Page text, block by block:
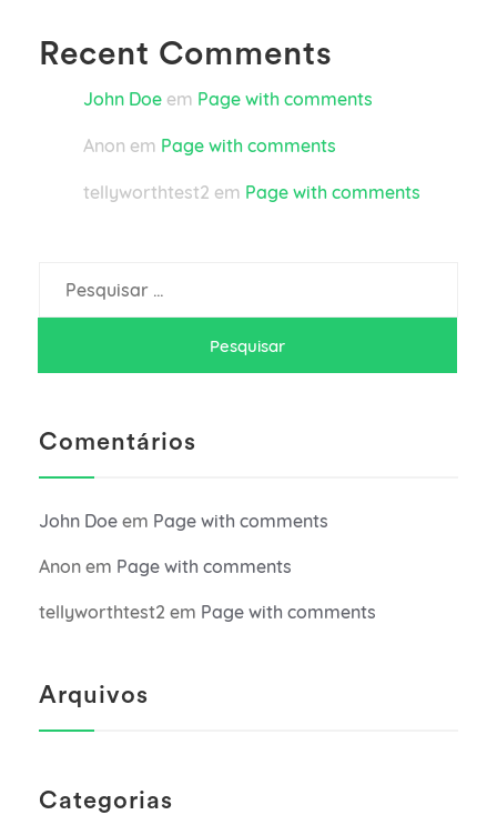
Recent Comments
John Doe em Page with comments
Anon em Page with comments
tellyworthtest2 em Page with comments
por:
Comentários
John Doe em Page with comments
Anon em Page with comments
tellyworthtest2 em Page with comments
Arquivos
Categorias